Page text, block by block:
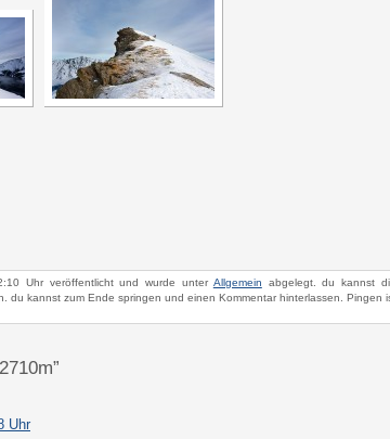
Uhr veröffentlicht und wurde unter Allgemein abgelegt. du kannst
du kannst zum Ende springen und einen Kommentar hinterlassen. Pingen
Uhr